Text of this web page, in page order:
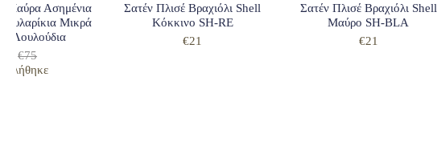
Μαύρα Ασημένια
Μικρά
Λουλούδια
€75
Σατέν Πλισέ Βραχιόλι Shell
Κόκκινο SH-RE
€21
Σατέν Πλισέ Βραχιόλι Shell
Μαύρο SH-BLA
€21